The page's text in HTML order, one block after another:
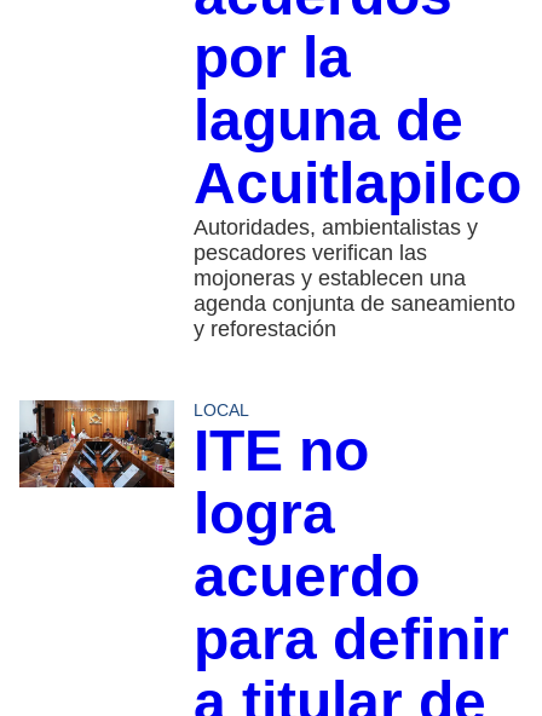
por la
laguna de
Acuitlapilco
Autoridades, ambientalistas y
pescadores verifican las
mojoneras y establecen una
agenda conjunta de saneamiento
y reforestación
LOCAL
ITE no
logra
acuerdo
para definir
a titular de